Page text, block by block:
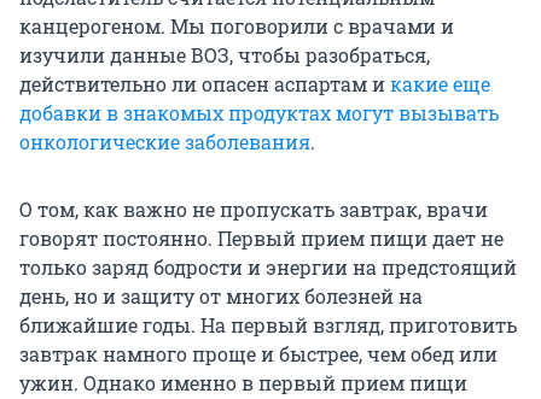
канцерогеном. Мы поговорили с врачами и
изучили данные ВОЗ, чтобы разобраться,
действительно ли опасен аспартам икакие еще
добавки в знакомых продуктах могут вызывать
онкологические заболевания.
О том, как важно не пропускать завтрак, врачи
говорят постоянно. Первый прием пищи дает не
только заряд бодрости и энергии на предстоящий
день, но и защиту от многих болезней на
ближайшие годы. На первый взгляд, приготовить
завтрак намного проще и быстрее, чем обед или
ужин. Однако именно в первый прием пищи